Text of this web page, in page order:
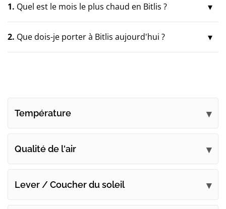
1. Quel est le mois le plus chaud en Bitlis ?
2. Que dois-je porter à Bitlis aujourd'hui ?
Température
Qualité de l'air
Lever / Coucher du soleil